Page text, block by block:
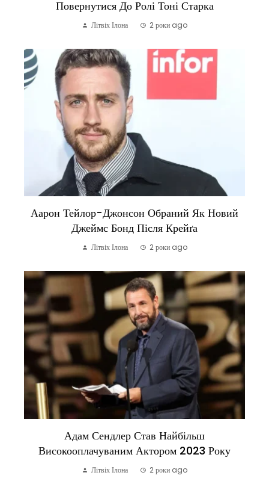
Повернутися До Ролі Тоні Старка
Літвіх Ілона 2 роки ago
Аарон Тейлор-Джонсон Обраний Як Новий
Джеймс Бонд Після Крейґа
Літвіх Ілона 2 роки ago
Адам Сендлер Став Найбільш
Високооплачуваним Актором 2023 Року
Літвіх Ілона 2 роки ago